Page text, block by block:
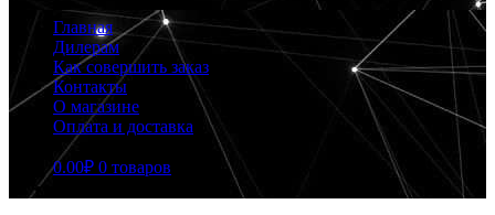
Главная
Дилерам
Как совершить заказ
Контакты
О магазине
Оплата и доставка
0.00₽ 0 товаров